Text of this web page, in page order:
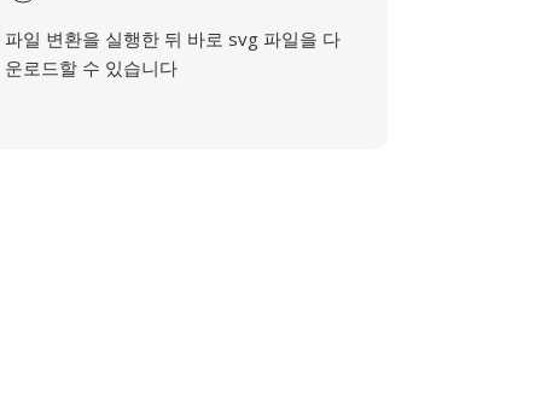
파일 변환을 실행한 뒤 바로 svg 파일을 다
운로드할 수 있습니다